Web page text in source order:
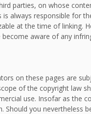
parties, on whose
always responsible for
at the time of
aware of any
on these pages are
of the copyright law
use. Insofar as the
Should you